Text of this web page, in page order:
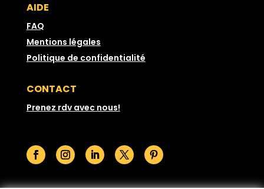
AIDE
FAQ
Mentions légales
Politique de confidentialité
CONTACT
Prenez rdv avec nous!